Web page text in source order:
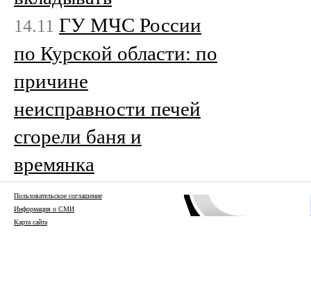
14.11 ГУ МЧС России
по Курской области: по
причине
неисправности печей
сгорели баня и
времянка
Пользовательское соглашение
Информация о СМИ
Карта сайта